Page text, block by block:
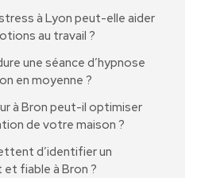
à Lyon peut-elle aider
au travail ?
une séance d’hypnose
en moyenne ?
à Bron peut-il optimiser
de votre maison ?
d’identifier un
fiable à Bron ?